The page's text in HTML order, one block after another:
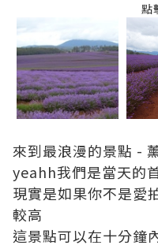
點
來到最浪漫的景點 -
yeahh我們是當天的
現實是如果你不是愛
較高
這景點可以在十分鐘